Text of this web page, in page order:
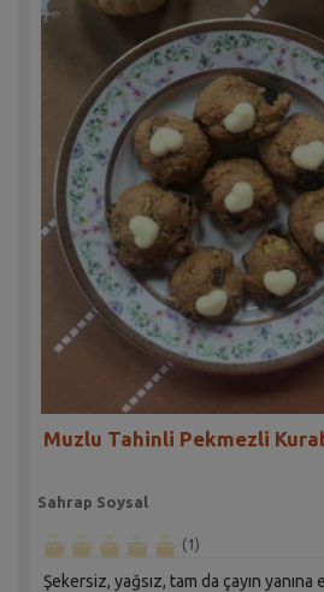
Muzlu Tahinli Pekmezli
Sahrap Soysal
(1)
Şekersiz, yağsız, tam da çayın